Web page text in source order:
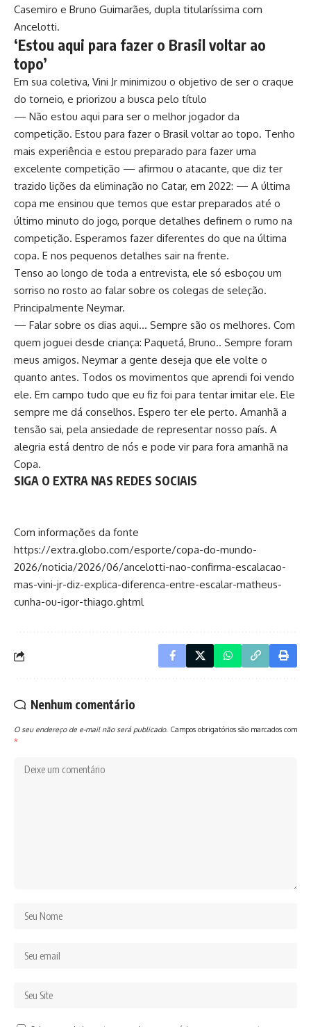
Casemiro e Bruno Guimarães, dupla titularíssima com
Ancelotti.
‘Estou aqui para fazer o Brasil voltar ao
topo’
Em sua coletiva, Vini Jr minimizou o objetivo de ser o craque
do torneio, e priorizou a busca pelo título
— Não estou aqui para ser o melhor jogador da
competição. Estou para fazer o Brasil voltar ao topo. Tenho
mais experiência e estou preparado para fazer uma
excelente competição — afirmou o atacante, que diz ter
trazido lições da eliminação no Catar, em 2022: — A última
copa me ensinou que temos que estar preparados até o
último minuto do jogo, porque detalhes definem o rumo na
competição. Esperamos fazer diferentes do que na última
copa. E nos pequenos detalhes sair na frente.
Tenso ao longo de toda a entrevista, ele só esboçou um
sorriso no rosto ao falar sobre os colegas de seleção.
Principalmente Neymar.
— Falar sobre os dias aqui… Sempre são os melhores. Com
quem joguei desde criança: Paquetá, Bruno.. Sempre foram
meus amigos. Neymar a gente deseja que ele volte o
quanto antes. Todos os movimentos que aprendi foi vendo
ele. Em campo tudo que eu fiz foi para tentar imitar ele. Ele
sempre me dá conselhos. Espero ter ele perto. Amanhã a
tensão sai, pela ansiedade de representar nosso país. A
alegria está dentro de nós e pode vir para fora amanhã na
Copa.
SIGA O EXTRA NAS REDES SOCIAIS
Com informações da fonte
https://extra.globo.com/esporte/copa-do-mundo-
2026/noticia/2026/06/ancelotti-nao-confirma-escalacao-
mas-vini-jr-diz-explica-diferenca-entre-escalar-matheus-
cunha-ou-igor-thiago.ghtml
Nenhum comentário
O seu endereço de e-mail não será publicado. Campos obrigatórios são marcados com
*